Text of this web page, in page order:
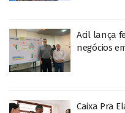
Acil lança
negócios
Caixa Pra